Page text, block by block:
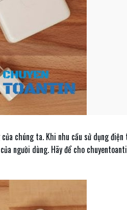
chúng ta. Khi nhu cầu sử dụng điện
người dùng. Hãy để cho